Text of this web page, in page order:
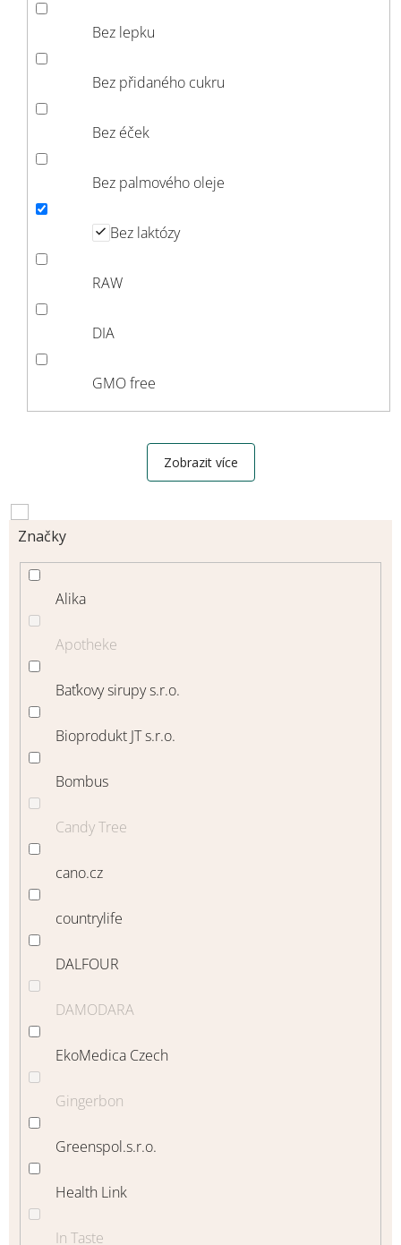
Značky
Alika
Apotheke
Baťkovy sirupy s.r.o.
Bioprodukt JT s.r.o.
Bombus
Candy Tree
cano.cz
countrylife
DALFOUR
DAMODARA
EkoMedica Czech
Gingerbon
Greenspol.s.r.o.
Health Link
In Taste
Zobrazit více
Bez lepku
Bez přidaného cukru
Bez éček
Bez palmového oleje
Bez laktózy
RAW
DIA
GMO free